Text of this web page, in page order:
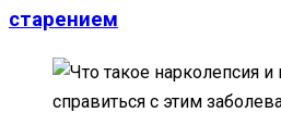
старением